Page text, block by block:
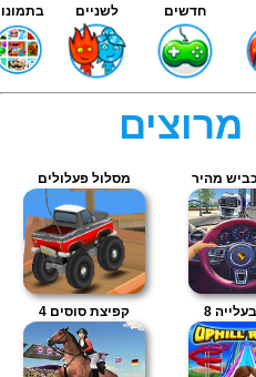
חדשים לשניים
מהיר מסלול פעלולים
8 קפיצת סוסים 4